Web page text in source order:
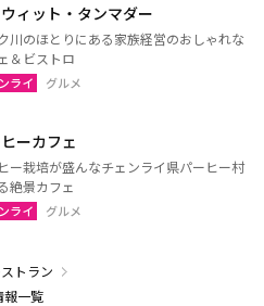
ィット・タンマダー
川のほとりにある家族経営のおしゃれな
＆ビストロ
ライ グルメ
ーカフェ
ー栽培が盛んなチェンライ県パーヒー村
絶景カフェ
ライ グルメ
トラン
報一覧